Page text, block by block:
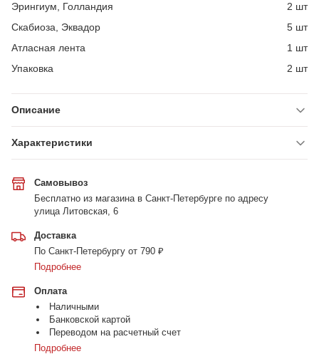
Эрингиум, Голландия
2 шт
Скабиоза, Эквадор
5 шт
Атласная лента
1 шт
Упаковка
2 шт
Описание
Характеристики
Самовывоз
Бесплатно из магазина в Санкт-Петербурге по адресу
улица Литовская, 6
Доставка
По Санкт-Петербургу от 790 ₽
Подробнее
Оплата
Наличными
Банковской картой
Переводом на расчетный счет
Подробнее